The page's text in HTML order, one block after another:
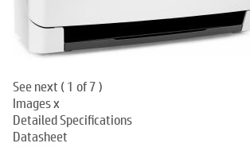
See next (1 of7)
Imagesx
Detailed Specifications
Datasheet